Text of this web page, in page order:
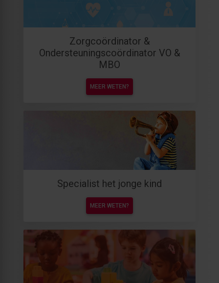
Zorgcoördinator &
Ondersteuningscoördinator VO &
MBO
MEER WETEN?
Specialist het jonge kind
MEER WETEN?